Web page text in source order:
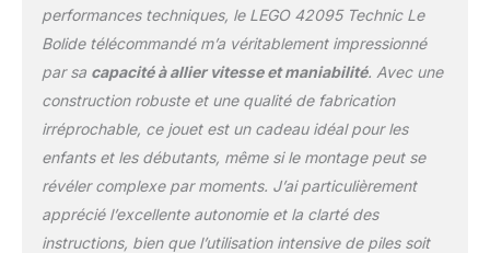
construction immersive
et gratifiante et
mouvements et des
mécanismes réalistes,
aidant les jeunes
constructeurs à
compétences motrices,
la coordination main-œil
et l'imagination Ce jouet
performances techniques, le LEGO 42095 Technic Le
Bolide télécommandé m’a véritablement impressionné
par sa capacité à allier vitesse et maniabilité. Avec une
construction robuste et une qualité de fabrication
irréprochable, ce jouet est un cadeau idéal pour les
enfants et les débutants, même si le montage peut se
révéler complexe par moments. J’ai particulièrement
apprécié l’excellente autonomie et la clarté des
instructions, bien que l’utilisation intensive de piles soit